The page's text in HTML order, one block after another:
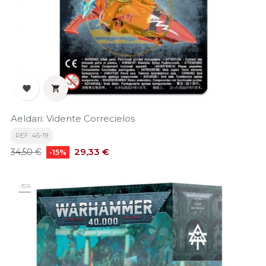
 
Aeldari: Vidente Correcielos
REF: 46-19
Precio
34,50 € -15% Precio
29,33 €
-15%